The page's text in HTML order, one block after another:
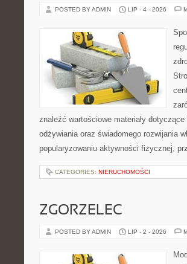
POSTED BY ADMIN LIP - 4 - 2026
znaleźć wartościowe materiały
odżywiania oraz świadomego rozwijania
popularyzowaniu aktywności fizycznej,
CATEGORIES: NIERUCHOMOŚCI
ZGORZELEC
POSTED BY ADMIN LIP - 2 - 2026